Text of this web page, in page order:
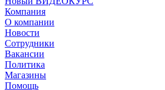
Компания
О компании
Новости
Сотрудники
Вакансии
Политика
Магазины
Помощь